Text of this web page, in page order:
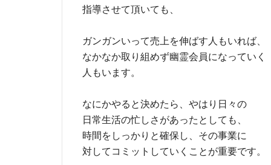
指導させて頂いても、
ガンガンいって売上を伸ばす人もいれば、
なかなか取り組めず幽霊会員になっていく
人もいます。
なにかやると決めたら、やはり日々の
日常生活の忙しさがあったとしても、
時間をしっかりと確保し、その事業に
対してコミットしていくことが重要です。